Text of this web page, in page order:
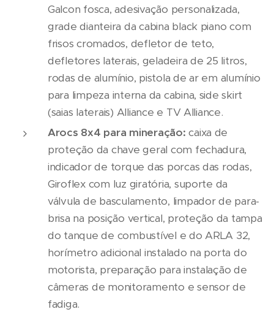
Galcon fosca, adesivação personalizada,
grade dianteira da cabina black piano com
frisos cromados, defletor de teto,
defletores laterais, geladeira de 25 litros,
rodas de alumínio, pistola de ar em alumínio
para limpeza interna da cabina, side skirt
(saias laterais) Alliance e TV Alliance.
Arocs 8x4 para mineração:caixa de
proteção da chave geral com fechadura,
indicador de torque das porcas das rodas,
Giroflex com luz giratória, suporte da
válvula de basculamento, limpador de para-
brisa na posição vertical, proteção da tampa
do tanque de combustível e do ARLA 32,
horímetro adicional instalado na porta do
motorista, preparação para instalação de
câmeras de monitoramento e sensor de
fadiga.